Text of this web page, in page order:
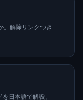
。解除リンクつき
日本語で解説。